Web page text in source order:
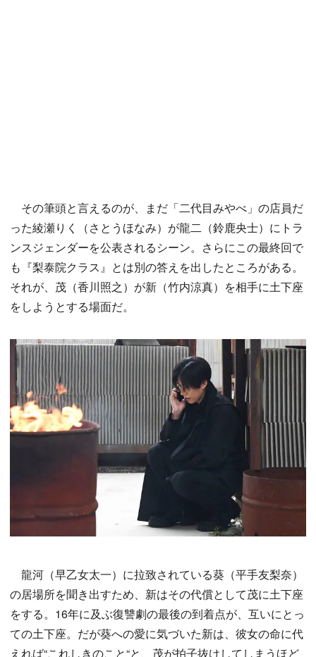
その筆頭と言えるのが、まだ「二代目みやべ」の店員だ
った綾瀬りく（さとうほなみ）が龍二（鈴鹿央士）にトラ
ンスジェンダーを公表されるシーン。さらにこの最終回で
も『梨泰院クラス』とは別の答えを出したところがある。
それが、茂（香川照之）が新（竹内涼真）を相手に土下座
をしようとする場面だ。
龍河（早乙女太一）に拉致されている葵（平手友梨奈）
の居場所を聞き出すため、新はその代償として茂に土下座
をする。16年に及ぶ復讐劇の最後の到着点が、互いにとっ
ての土下座。だが葵への愛に気づいた新は、彼女の命に代
えれば“これしきのこと“と、茂が拍子抜けしてしまうほど